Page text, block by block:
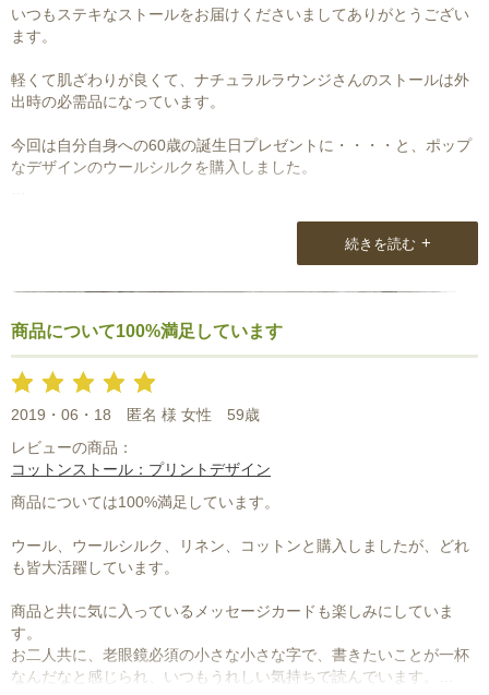
いつもステキなストールをお届けくださいましてありがとうござい
ます。
軽くて肌ざわりが良くて、ナチュラルラウンジさんのストールは外
出時の必需品になっています。
今回は自分自身への60歳の誕生日プレゼントに・・・・と、ポップ
なデザインのウールシルクを購入しました。
他にはないデザインと色使い・・・・みごとに派手！でした
りがとても明るくなりました。
おかげ様でこのストールと共に元気に60代を過ごせそうな気がして
きました。
今回も大満足！
ありがとうございました。
続きを読む +
商品について100%満足しています
2019・06・18 匿名 様 女性
59歳
レビューの商品：
コットンストール：プリントデザイン
商品については100%満足しています。
ウール、ウールシルク、リネン、コットンと購入しましたが、どれ
も皆大活躍しています。
商品と共に気に入っているメッセージカードも楽しみにしていま
す。
お二人共に、老眼鏡必須の小さな小さな字で、書きたいことが一杯
なんだなと感じられ、いつもうれしい気持ちで読んでいます。